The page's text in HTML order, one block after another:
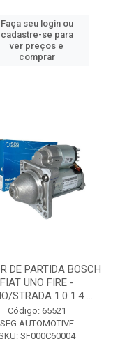
Faça seu login ou
cadastre-se para
ver preços e
comprar
DE PARTIDA BOSCH
FIAT UNO FIRE -
STRADA 1.0 1.4 ...
Código: 65521
SEG AUTOMOTIVE
SF000C60004